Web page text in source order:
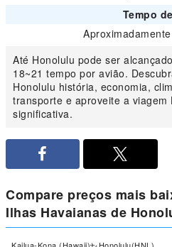
Tempo
Até Honolulu pode ser
18~21 tempo por avião.
Honolulu história, economia,
transporte e aproveite a viagem
significativa.
Compare preços mais
Ilhas Havaianas de